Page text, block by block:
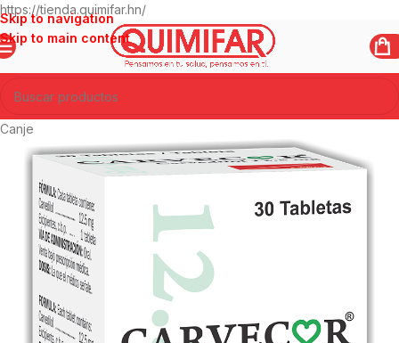
https://tienda.quimifar.hn/
Skip to navigation
Skip to main content
Canje